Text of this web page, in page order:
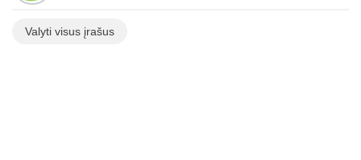
Valyti visus įrašus